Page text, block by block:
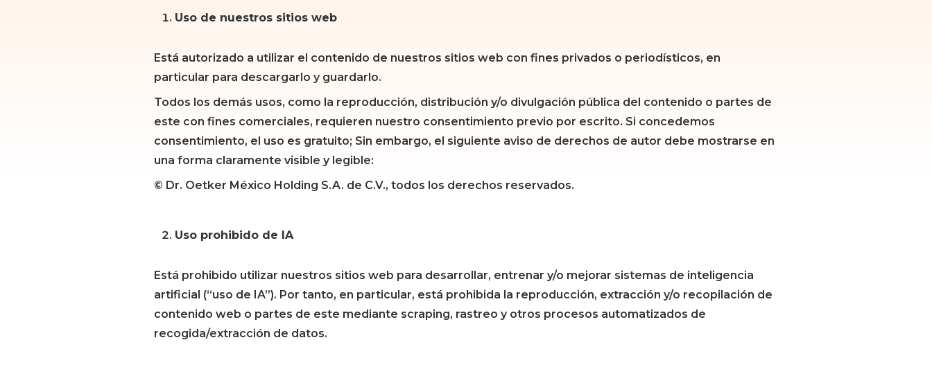
Uso de nuestros sitios web
Está autorizado a utilizar el contenido de nuestros sitios web con fines privados o periodísticos, en
particular para descargarlo y guardarlo.
Todos los demás usos, como la reproducción, distribución y/o divulgación pública del contenido o partes de
este con fines comerciales, requieren nuestro consentimiento previo por escrito. Si concedemos
consentimiento, el uso es gratuito; Sin embargo, el siguiente aviso de derechos de autor debe mostrarse en
una forma claramente visible y legible:
© Dr. Oetker México Holding S.A. de C.V., todos los derechos reservados.
Uso prohibido de IA
Está prohibido utilizar nuestros sitios web para desarrollar, entrenar y/o mejorar sistemas de inteligencia
artificial (“uso de IA”). Por tanto, en particular, está prohibida la reproducción, extracción y/o recopilación de
contenido web o partes de este mediante scraping, rastreo y otros procesos automatizados de
recogida/extracción de datos.